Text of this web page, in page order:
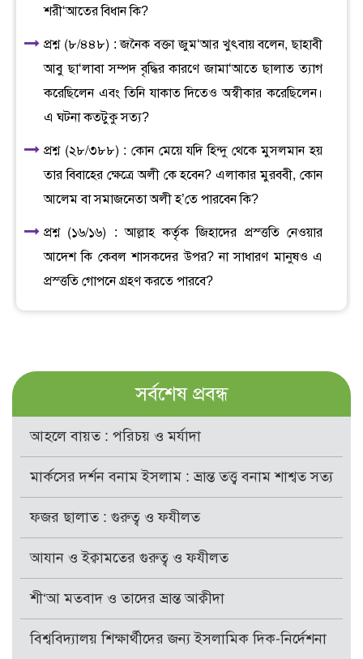
শরী‘আতের বিধান কি?
প্রশ্ন (৮/৪৪৮) : জনৈক বক্তা জুম‘আর খুৎবায় বলেন, ছাহাবী
আবু ছা‘লাবা সম্পদ বৃদ্ধির কারণে জামা‘আতে ছালাত ত্যাগ
করেছিলেন এবং তিনি যাকাত দিতেও অস্বীকার করেছিলেন।
এ ঘটনা কতটুকু সত্য?
প্রশ্ন (২৮/৩৮৮) : কোন মেয়ে যদি হিন্দু থেকে মুসলমান হয়
তার বিবাহের ক্ষেত্রে অলী কে হবেন? এলাকার মুরববী, কোন
আলেম বা সমাজনেতা অলী হ’তে পারবেন কি?
প্রশ্ন (১৬/১৬) : আল্লাহ কর্তৃক জিহাদের প্রস্ত্ততি নেওয়ার
আদেশ কি কেবল শাসকদের উপর? না সাধারণ মানুষও এ
প্রস্ত্ততি গোপনে গ্রহণ করতে পারবে?
সর্বশেষ প্রবন্ধ
আহলে বায়ত : পরিচয় ও মর্যাদা
মার্কসের দর্শন বনাম ইসলাম : ভ্রান্ত তত্ত্ব বনাম শাশ্বত সত্য
ফজর ছালাত : গুরুত্ব ও ফযীলত
আযান ও ইক্বামতের গুরুত্ব ও ফযীলত
শী‘আ মতবাদ ও তাদের ভ্রান্ত আক্বীদা
বিশ্ববিদ্যালয় শিক্ষার্থীদের জন্য ইসলামিক দিক-নির্দেশনা